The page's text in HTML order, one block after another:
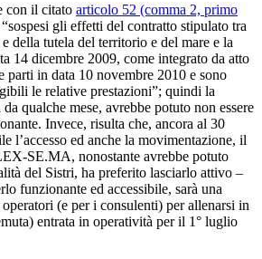
con il citato articolo 52 (comma 2, primo
gli effetti del contratto stipulato tra
della tutela del territorio e del mare e la
14 dicembre 2009, come integrato da atto
parti in data 10 novembre 2010 e sono
le relative prestazioni”; quindi la
qualche mese, avrebbe potuto non essere
Invece, risulta che, ancora al 30
l’accesso ed anche la movimentazione, il
SE.MA, nonostante avrebbe potuto
del Sistri, ha preferito lasciarlo attivo –
funzionante ed accessibile, sarà una
(e per i consulenti) per allenarsi in
entrata in operatività per il 1° luglio